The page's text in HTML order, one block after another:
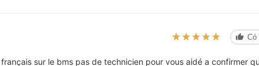
★★★★★
★★★★★ Có
sur le bms pas de technicien pour vous aidé a confirmer